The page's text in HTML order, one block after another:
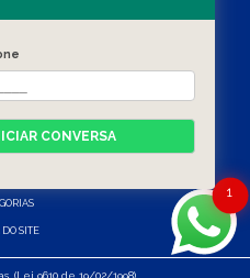
NÓS
DO SITE
(Lei 9610 de 19/02/1998)
1
CONVERSA